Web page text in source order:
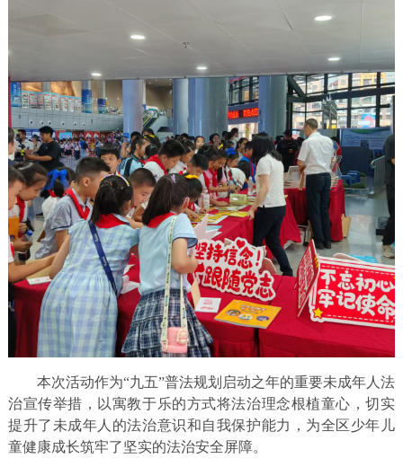
本次活动作为“九五”普法规划启动之年的重要未成年人法
治宣传举措，以寓教于乐的方式将法治理念根植童心，切实
提升了未成年人的法治意识和自我保护能力，为全区少年儿
童健康成长筑牢了坚实的法治安全屏障。